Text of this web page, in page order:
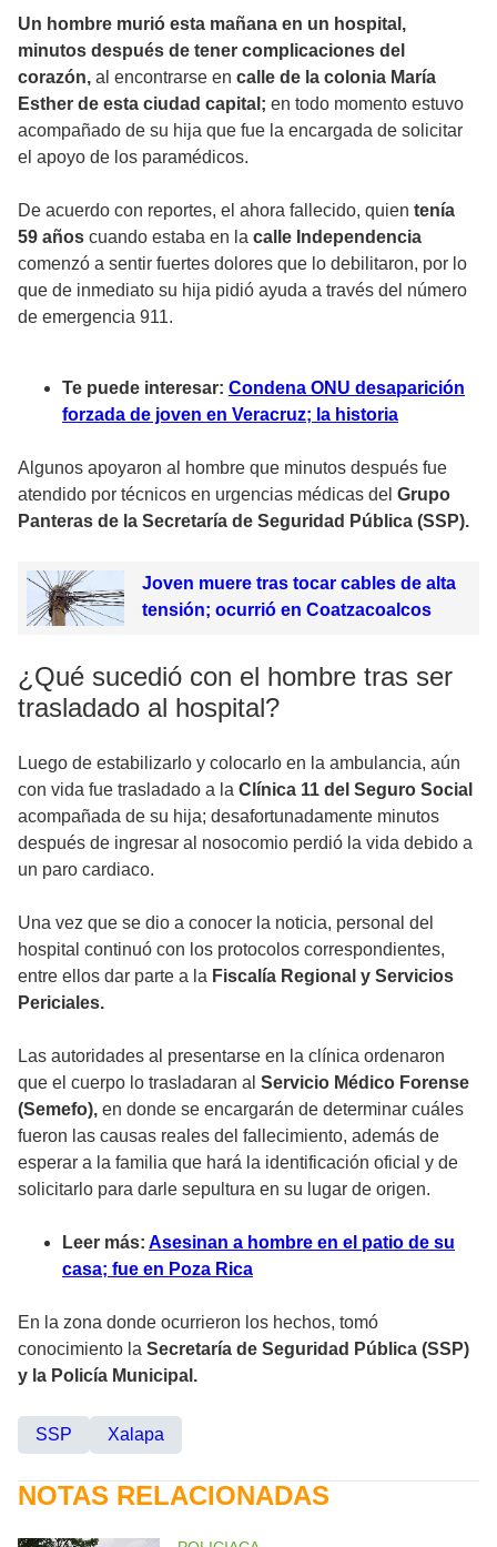
Un hombre murió esta mañana en un hospital,
minutos después de tener complicaciones del
corazón, al encontrarse en calle de la colonia María
Esther de esta ciudad capital; en todo momento estuvo
acompañado de su hija que fue la encargada de solicitar
el apoyo de los paramédicos.
De acuerdo con reportes, el ahora fallecido, quien tenía
59 años cuando estaba en la calle Independencia
comenzó a sentir fuertes dolores que lo debilitaron, por lo
que de inmediato su hija pidió ayuda a través del número
de emergencia 911.
Te puede interesar: Condena ONU desaparición
forzada de joven en Veracruz; la historia
Algunos apoyaron al hombre que minutos después fue
atendido por técnicos en urgencias médicas del Grupo
Panteras de la Secretaría de Seguridad Pública (SSP).
Joven muere tras tocar cables de alta
tensión; ocurrió en Coatzacoalcos
¿Qué sucedió con el hombre tras ser
trasladado al hospital?
Luego de estabilizarlo y colocarlo en la ambulancia, aún
con vida fue trasladado a la Clínica 11 del Seguro Social
acompañada de su hija; desafortunadamente minutos
después de ingresar al nosocomio perdió la vida debido a
un paro cardiaco.
Una vez que se dio a conocer la noticia, personal del
hospital continuó con los protocolos correspondientes,
entre ellos dar parte a la Fiscalía Regional y Servicios
Periciales.
Las autoridades al presentarse en la clínica ordenaron
que el cuerpo lo trasladaran al Servicio Médico Forense
(Semefo), en donde se encargarán de determinar cuáles
fueron las causas reales del fallecimiento, además de
esperar a la familia que hará la identificación oficial y de
solicitarlo para darle sepultura en su lugar de origen.
Leer más: Asesinan a hombre en el patio de su
casa; fue en Poza Rica
En la zona donde ocurrieron los hechos, tomó
conocimiento la Secretaría de Seguridad Pública (SSP)
y la Policía Municipal.
SSP Xalapa
NOTAS RELACIONADAS